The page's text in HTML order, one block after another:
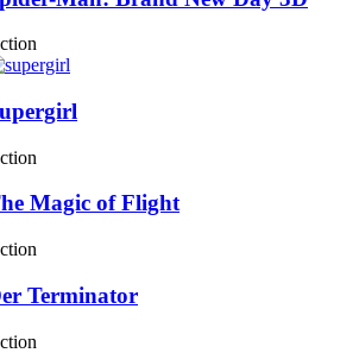
Magic of Flight
Terminator